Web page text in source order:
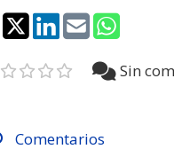
Sin
Comentarios